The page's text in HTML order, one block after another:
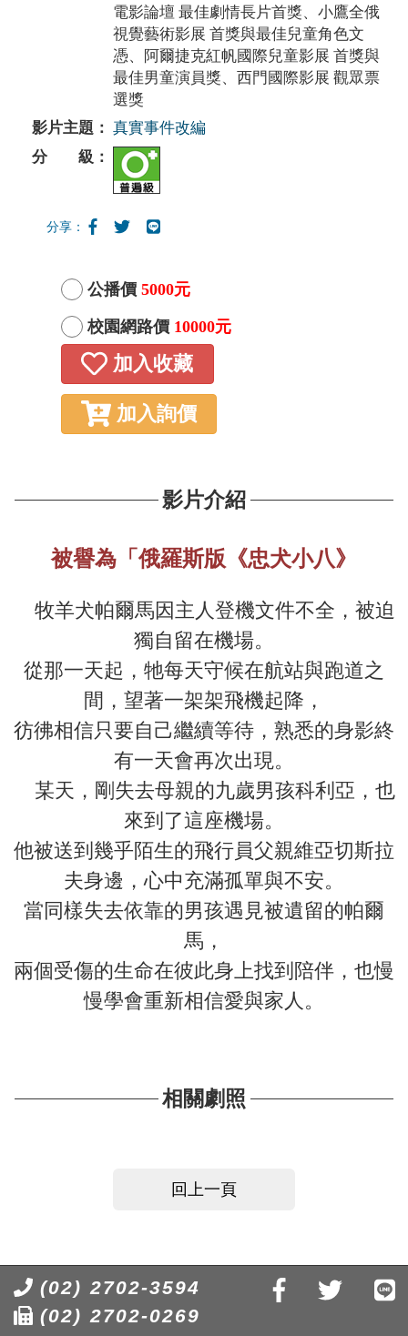
電影論壇 最佳劇情長片首獎、小鷹全俄
視覺藝術影展 首獎與最佳兒童角色文
憑、阿爾捷克紅帆國際兒童影展 首獎與
最佳男童演員獎、西門國際影展 觀眾票
選獎
影片主題： 真實事件改編
分 級：
分享：
公播價 5000元
校園網路價 10000元
加入收藏
加入詢價
影片介紹
被譽為「俄羅斯版《忠犬小八》
牧羊犬帕爾馬因主人登機文件不全，被迫
獨自留在機場。
從那一天起，牠每天守候在航站與跑道之
間，望著一架架飛機起降，
彷彿相信只要自己繼續等待，熟悉的身影終
有一天會再次出現。
某天，剛失去母親的九歲男孩科利亞，也
來到了這座機場。
他被送到幾乎陌生的飛行員父親維亞切斯拉
夫身邊，心中充滿孤單與不安。
當同樣失去依靠的男孩遇見被遺留的帕爾
馬，
兩個受傷的生命在彼此身上找到陪伴，也慢
慢學會重新相信愛與家人。
相關劇照
回上一頁
(02) 2702-3594
(02) 2702-0269